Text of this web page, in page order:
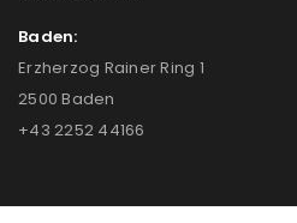
Baden:
Erzherzog Rainer Ring 1
2500 Baden
+43 2252 44166